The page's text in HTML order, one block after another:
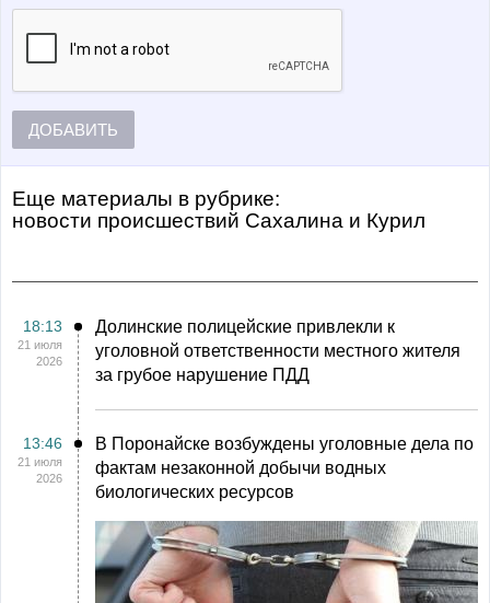
ДОБАВИТЬ
Еще материалы в рубрике:
Новости происшествий Сахалина и Курил
18:13
21 июля
2026
Долинские полицейские привлекли к
уголовной ответственности местного жителя
за грубое нарушение ПДД
13:46
21 июля
2026
В Поронайске возбуждены уголовные дела по
фактам незаконной добычи водных
биологических ресурсов